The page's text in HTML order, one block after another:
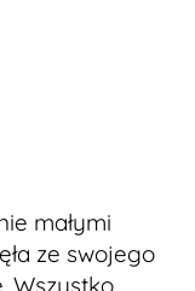
małymi
ze swojego